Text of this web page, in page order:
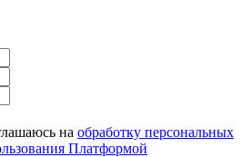
на обработку персональных
Платформой